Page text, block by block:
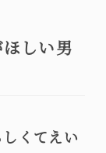
しい男
くてえい